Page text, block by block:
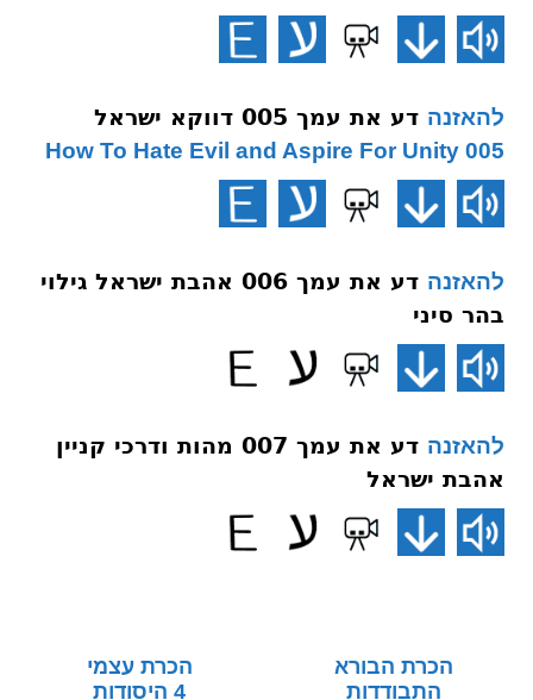
להאזנה דע את עמך 005 דווקא ישראל
005 How To Hate Evil and Aspire For Unity
להאזנה
דע את עמך 006 אהבת ישראל גילוי
בהר סיני
להאזנה
דע את עמך 007 מהות ודרכי קניין
אהבת ישראל
הכרת הבורא
הכרת עצמי
התבודדות
4 היסודות